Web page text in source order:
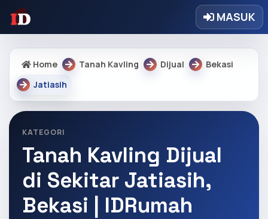
MASUK
Home Tanah Kavling Dijual
Bekasi
Jatiasih
KATEGORI
Tanah Kavling Dijual
di Sekitar Jatiasih,
Bekasi | IDRumah